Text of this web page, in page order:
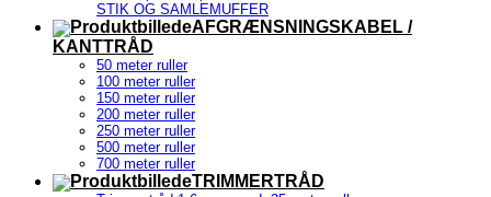
STIK OG SAMLEMUFFER
AFGRÆNSNINGSKABEL /
KANTTRÅD
50 meter ruller
100 meter ruller
150 meter ruller
200 meter ruller
250 meter ruller
500 meter ruller
700 meter ruller
TRIMMERTRÅD